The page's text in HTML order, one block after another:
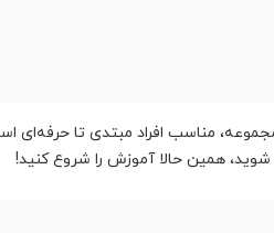
این مجموعه، مناسب افراد مبتدی تا حرفه‌ای
شوید، همین حالا آموزش را شروع کنید!